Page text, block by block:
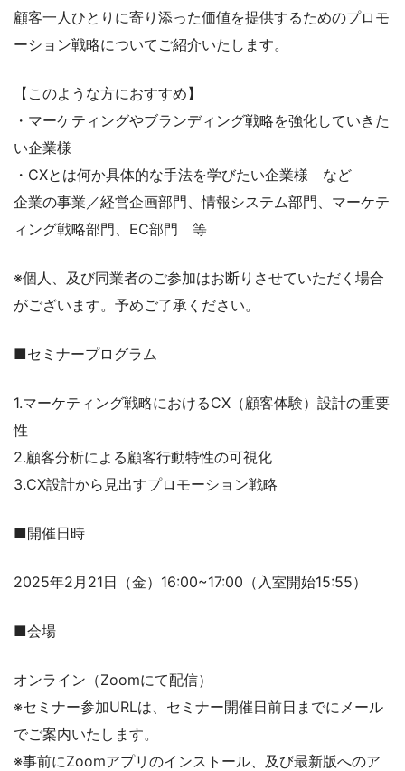
顧客一人ひとりに寄り添った価値を提供するためのプロモ
ーション戦略についてご紹介いたします。
【このような方におすすめ】
・マーケティングやブランディング戦略を強化していきた
い企業様
・CXとは何か具体的な手法を学びたい企業様 など
企業の事業／経営企画部門、情報システム部門、マーケテ
ィング戦略部門、EC部門 等
※個人、及び同業者のご参加はお断りさせていただく場合
がございます。予めご了承ください。
■セミナープログラム
1.マーケティング戦略におけるCX（顧客体験）設計の重要
性
2.顧客分析による顧客行動特性の可視化
3.CX設計から見出すプロモーション戦略
■開催日時
2025年2月21日（金）16:00~17:00（入室開始15:55）
■会場
オンライン（Zoomにて配信）
※セミナー参加URLは、セミナー開催日前日までにメール
でご案内いたします。
※事前にZoomアプリのインストール、及び最新版へのア